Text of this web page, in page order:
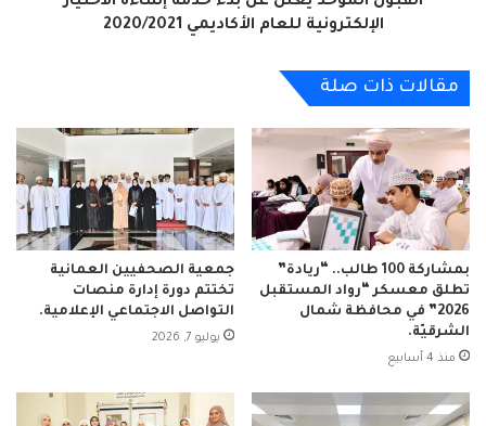
الإلكترونية للعام الأكاديمي 2020/2021
مقالات ذات صلة
بمشاركة 100 طالب.. “ريادة”
تطلق معسكر “رواد المستقبل
2026” في محافظة شمال
الشرقيّة.
منذ 4 أسابيع
جمعية الصحفيين العمانية
تختتم دورة إدارة منصات
التواصل الاجتماعي الإعلامية.
يوليو 7, 2026